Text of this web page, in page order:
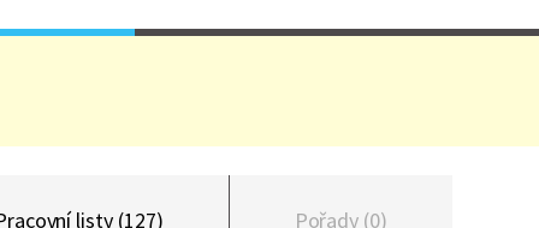
listy (127) Pořady (0)